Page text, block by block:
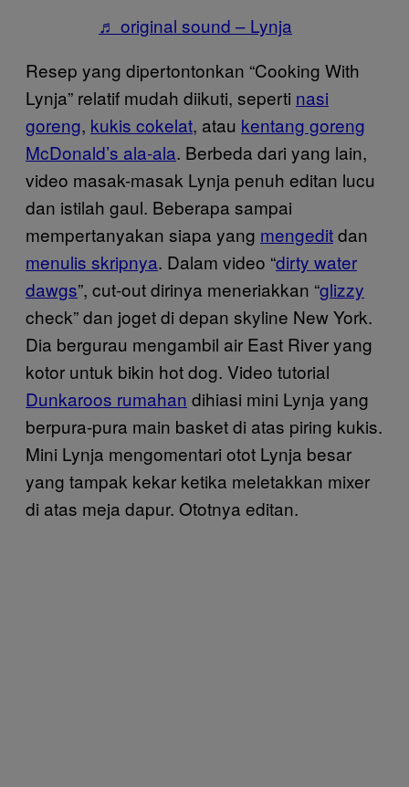
♬ original sound – Lynja
Resep yang dipertontonkan “Cooking With
Lynja” relatif mudah diikuti, seperti nasi
goreng, kukis cokelat, atau kentang goreng
McDonald’s ala-ala. Berbeda dari yang lain,
video masak-masak Lynja penuh editan lucu
dan istilah gaul. Beberapa sampai
mempertanyakan siapa yang mengeditdan
menulis skripnya. Dalam video “dirty water
dawgs”, cut-out dirinya meneriakkan “glizzy
check” dan joget di depan skyline New York.
Dia bergurau mengambil air East River yang
kotor untuk bikin hot dog. Video tutorial
Dunkaroos rumahan dihiasi mini Lynja yang
berpura-pura main basket di atas piring kukis.
Mini Lynja mengomentari otot Lynja besar
yang tampak kekar ketika meletakkan mixer
di atas meja dapur. Ototnya editan.